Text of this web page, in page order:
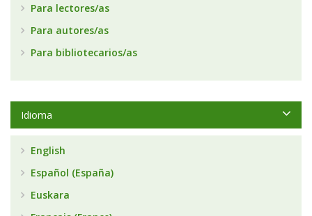
Para lectores/as
Para autores/as
Para bibliotecarios/as
Idioma
English
Español (España)
Euskara